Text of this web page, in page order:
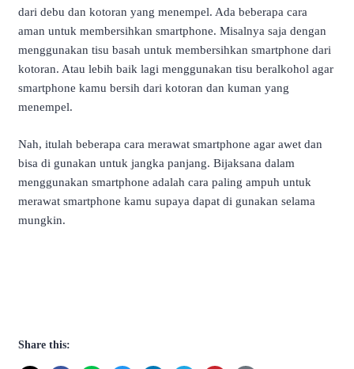
dari debu dan kotoran yang menempel. Ada beberapa cara
aman untuk membersihkan smartphone. Misalnya saja dengan
menggunakan tisu basah untuk membersihkan smartphone dari
kotoran. Atau lebih baik lagi menggunakan tisu beralkohol agar
smartphone kamu bersih dari kotoran dan kuman yang
menempel.
Nah, itulah beberapa cara merawat smartphone agar awet dan
bisa di gunakan untuk jangka panjang. Bijaksana dalam
menggunakan smartphone adalah cara paling ampuh untuk
merawat smartphone kamu supaya dapat di gunakan selama
mungkin.
Share this: